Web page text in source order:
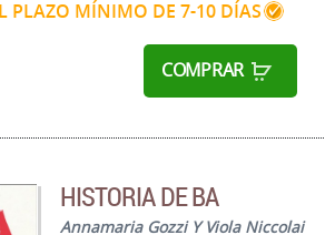
PLAZO MÍNIMO DE 7-10 DÍAS
COMPRAR
HISTORIA DE BA
Annamaria Gozzi Y Viola Niccolai